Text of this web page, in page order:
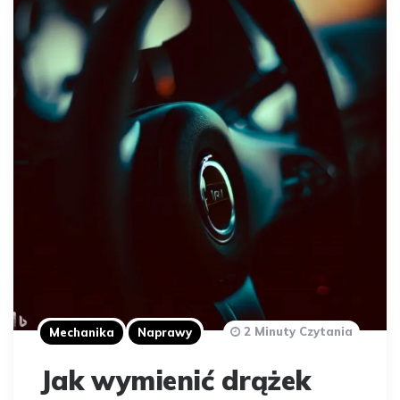
Mechanika Naprawy
Jak wymienić drążek
2 Minuty Czytania